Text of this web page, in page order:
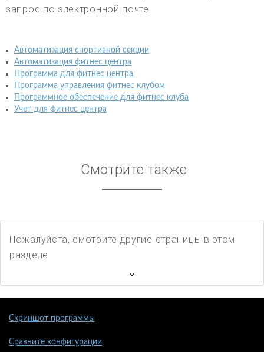
запрос по электронной почте.
Автоматизация спортивной секции
Автоматизация фитнес центра
Программа для фитнес центра
Программа управления фитнес клубом
Программное обеспечение для фитнес клуба
Учет для фитнес центра
Смотрите также
Пожалуйста, смотрите другие страницы в этом
разделе
Скриншот программы
Сравните конфигурации